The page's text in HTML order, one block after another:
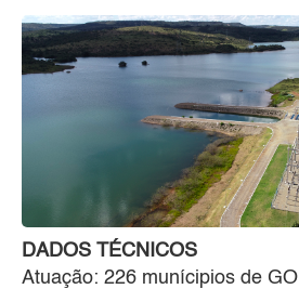
DADOS TÉCNICOS
Atuação: 226 munícipios de GO